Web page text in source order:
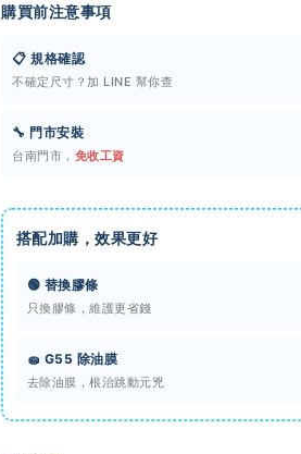
購買前注意事項
📋 規格確認
不確定尺寸？加 LINE 幫你查
🔧 門市安裝
台南門市， 免收工資
搭配加購，效果更好
🟢 替換膠條
只換膠條，維護更省錢
🧽 G55 除油膜
去除油膜，根治跳動元兇